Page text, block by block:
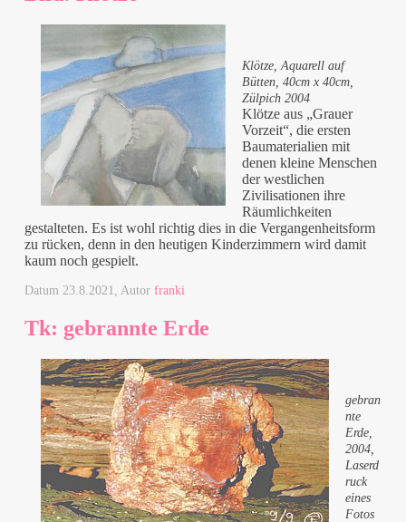
Klötze, Aquarell auf
Bütten, 40cm x 40cm,
Zülpich 2004
Klötze aus „Grauer
Vorzeit“, die ersten
Baumaterialien mit
denen kleine Menschen
der westlichen
Zivilisationen ihre
Räumlichkeiten
gestalteten. Es ist wohl richtig dies in die Vergangenheitsform
zu rücken, denn in den heutigen Kinderzimmern wird damit
kaum noch gespielt.
Datum 23.8.2021 , Autorfranki
Tk: gebrannte Erde
gebran
nte
Erde,
2004,
Laserd
ruck
eines
Fotos